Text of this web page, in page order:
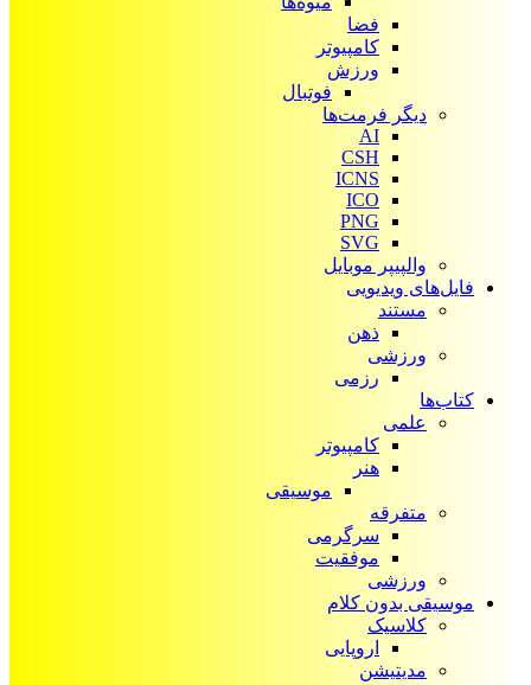
فضا
کامپیوتر
ورزش
فوتبال
دیگر فرمت‌ها
AI
CSH
ICNS
ICO
PNG
SVG
والپیپر موبایل
فایل‌های ویدیویی
مستند
ذهن
ورزشی
رزمی
کتاب‌ها
علمی
کامپیوتر
هنر
موسیقی
متفرقه
سرگرمی
موفقیت
ورزشی
موسیقی بدون کلام
کلاسیک
اروپایی
مدیتیشن